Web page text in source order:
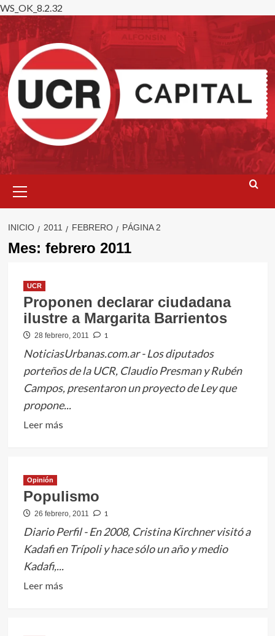
WS_OK_8.2.32
Saltar
al
contenido
primario
INICIO 2011 FEBRERO PÁGINA 2
Mes: febrero 2011
UCR
Proponen declarar ciudadana
ilustre a Margarita Barrientos
28 febrero, 2011 1
NoticiasUrbanas.com.ar - Los diputados
porteños de la UCR, Claudio Presman y Rubén
Campos, presentaron un proyecto de Ley que
propone...
Leer másLeer
ciudadana
ilustre
a
Margarita
Opinión
Populismo
26 febrero, 2011 1
Diario Perfil - En 2008, Cristina Kirchner visitó a
Kadafi en Trípoli y hace sólo un año y medio
Kadafi,...
Leer másLeer